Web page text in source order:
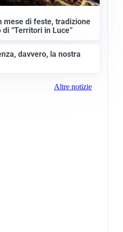
mese di feste, tradizione
“Territori in Luce”
davvero, la nostra
Altre notizie